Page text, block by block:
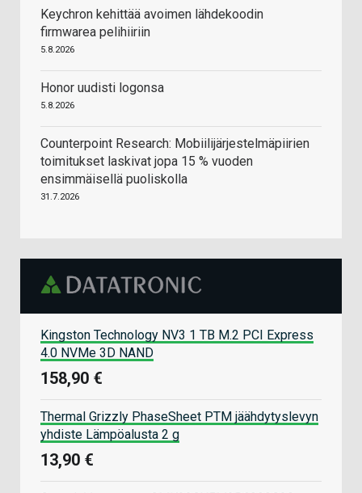
Keychron kehittää avoimen lähdekoodin
firmwarea pelihiiriin
5.8.2026
Honor uudisti logonsa
5.8.2026
Counterpoint Research: Mobiilijärjestelmäpiirien
toimitukset laskivat jopa 15 % vuoden
ensimmäisellä puoliskolla
31.7.2026
Kingston Technology NV3 1 TB M.2 PCI Express
4.0 NVMe 3D NAND
158,90 €
Thermal Grizzly PhaseSheet PTM jäähdytyslevyn
yhdiste Lämpöalusta 2 g
13,90 €